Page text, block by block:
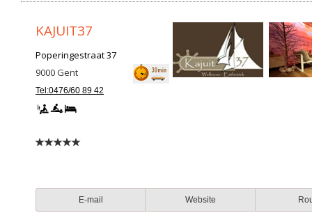
KAJUIT37
Poperingestraat 37
9000Gent
Tel:0476/60 89 42
E-mail Website